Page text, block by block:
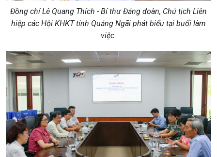
Đồng chí Lê Quang Thích - Bí thư Đảng đoàn, Chủ tịch Liên
hiệp các Hội KHKT tỉnh Quảng Ngãi phát biểu tại buổi làm
việc.